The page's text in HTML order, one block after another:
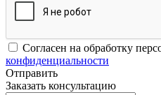
Согласен на обработку
конфиденциальности
Отправить
Заказать консультацию